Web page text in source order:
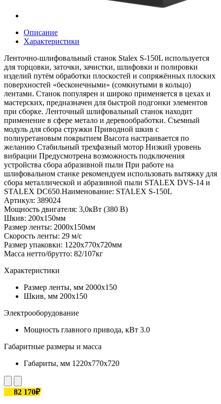
Описание
Характеристики
Ленточно-шлифовальный станок Stalex S-150L используется
для торцовки, заточки, зачистки, шлифовки и полировки
изделий путём обработки плоскостей и сопряжённых плоских
поверхностей «бесконечными» (сомкнутыми в кольцо)
лентами. Станок популярен и широко применяется в цехах и
мастерских, предназначен для быстрой подгонки элементов
при сборке. Ленточный шлифовальный станок находит
применение в сфере метало и деревообработки. Съемный
модуль для сбора стружки Приводной шкив с
полиуретановым покрытием Высота настраивается по
желанию Стабильный трехфазный мотор Низкий уровень
вибрации Предусмотрена возможность подключения
устройства сбора абразивной пыли При работе на
шлифовальном станке рекомендуем использовать вытяжку для
сбора металлической и абразивной пыли STALEX DVS-14 и
STALEX DC650.Наименование: STALEX S-150L
Артикул: 389024
Мощность двигателя: 3,0кВт (380 В)
Шкив: 200х150мм
Размер ленты: 2000х150мм
Скорость ленты: 29 м/с
Размер упаковки: 1220х770х720мм
Масса нетто/брутто: 82/107кг
Характеристики
Размер ленты, мм 2000x150
Шкив, мм 200х150
Электрооборудование
Мощность главного привода, кВт 3.0
Габаритные размеры и масса
Габариты, мм 1220х770х720
82 170₽